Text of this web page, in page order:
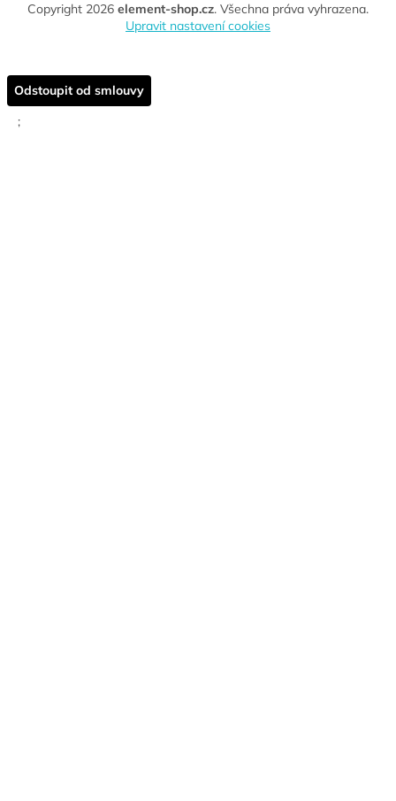
Copyright 2026 element-shop.cz. Všechna práva vyhrazena.
Upravit nastavení cookies
Odstoupit od smlouvy
;